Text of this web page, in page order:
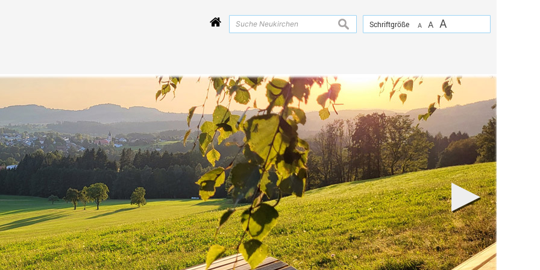
Schriftgröße A A A
suchen